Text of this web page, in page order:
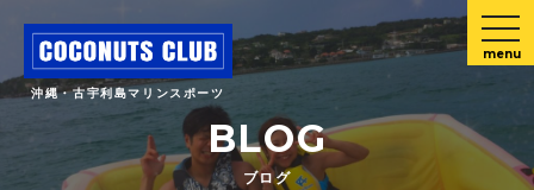
沖縄・古宇利島マリンスポーツ
menu
BLOG
ブログ